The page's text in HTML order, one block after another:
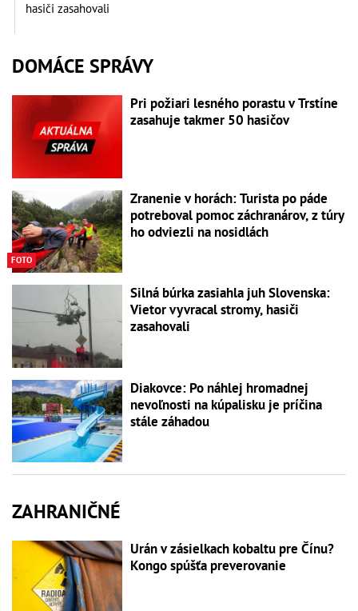
hasiči zasahovali
DOMÁCE SPRÁVY
Pri požiari lesného porastu v Trstíne
zasahuje takmer 50 hasičov
FOTO
Zranenie v horách: Turista po páde
potreboval pomoc záchranárov, z túry
ho odviezli na nosidlách
Silná búrka zasiahla juh Slovenska:
Vietor vyvracal stromy, hasiči
zasahovali
Diakovce: Po náhlej hromadnej
nevoľnosti na kúpalisku je príčina
stále záhadou
ZAHRANIČNÉ
Urán v zásielkach kobaltu pre Čínu?
Kongo spúšťa preverovanie